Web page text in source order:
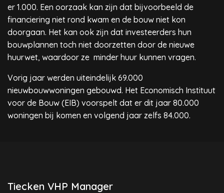
er 1.000. Een oorzaak kan zijn dat bijvoorbeeld de
financiering niet rond kwam en de bouw niet kon
doorgaan. Het kan ook zijn dat investeerders hun
bouwplannen toch niet doorzetten door de nieuwe
huurwet, waardoor ze minder huur kunnen vragen.
Vorig jaar werden uiteindelijk 69.000
nieuwbouwwoningen gebouwd. Het Economisch Instituut
voor de Bouw (EIB) voorspelt dat er dit jaar 80.000
woningen bij komen en volgend jaar zelfs 84.000.
Tiecken VHP Manager